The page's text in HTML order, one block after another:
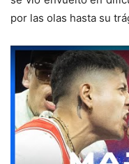
por las olas hasta su